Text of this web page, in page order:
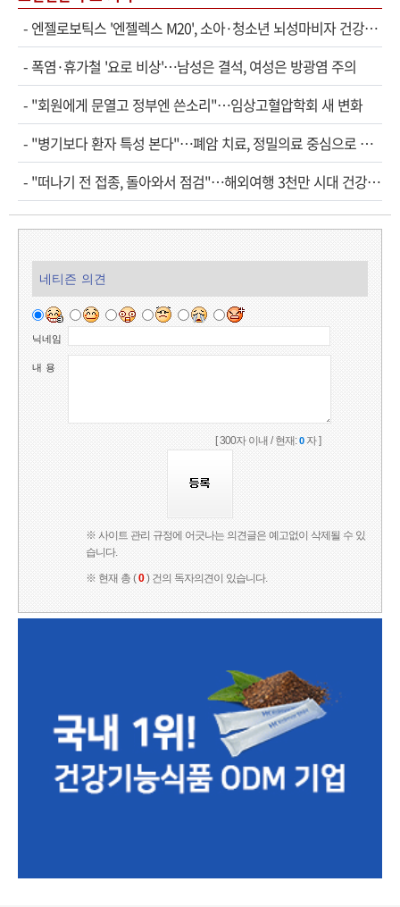
- 엔젤로보틱스 '엔젤렉스 M20', 소아·청소년 뇌성마비자 건강보험 확대 적용
- 폭염·휴가철 '요로 비상'…남성은 결석, 여성은 방광염 주의
- "회원에게 문열고 정부엔 쓴소리"…임상고혈압학회 새 변화
- "병기보다 환자 특성 본다"…폐암 치료, 정밀의료 중심으로 진화
- "떠나기 전 접종, 돌아와서 점검"…해외여행 3천만 시대 건강관리법
네티즌 의견
닉네임
내 용
[ 300자 이내 / 현재:0자 ]
※ 사이트 관리 규정에 어긋나는 의견글은 예고없이 삭제될 수 있
습니다.
※ 현재 총 (0) 건의 독자의견이 있습니다.